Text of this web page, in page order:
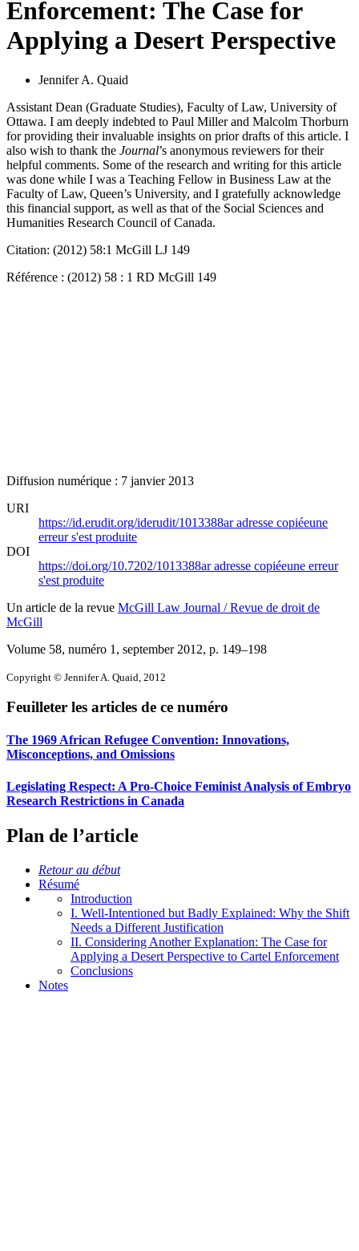
Enforcement: The Case for
Applying a Desert Perspective
Jennifer A. Quaid
Assistant Dean (Graduate Studies), Faculty of Law, University of
Ottawa. I am deeply indebted to Paul Miller and Malcolm Thorburn
for providing their invaluable insights on prior drafts of this article. I
also wish to thank the Journal’s anonymous reviewers for their
helpful comments. Some of the research and writing for this article
was done while I was a Teaching Fellow in Business Law at the
Faculty of Law, Queen’s University, and I gratefully acknowledge
this financial support, as well as that of the Social Sciences and
Humanities Research Council of Canada.
Citation: (2012) 58:1 McGill LJ 149
Référence : (2012) 58 : 1 RD McGill 149
Diffusion numérique : 7 janvier 2013
URI
https://id.erudit.org/iderudit/1013388aradresse copiéeune
erreur s'est produite
DOI
https://doi.org/10.7202/1013388aradresse copiéeune erreur
s'est produite
Un article de la revue McGill Law Journal / Revue de droit de
McGill
Volume 58, numéro 1, september 2012, p. 149–198
Copyright © Jennifer A. Quaid, 2012
Feuilleter les articles de ce numéro
The 1969 African Refugee Convention: Innovations,
Misconceptions, and Omissions
Legislating Respect: A Pro-Choice Feminist Analysis of Embryo
Research Restrictions in Canada
Plan de l’article
Retour au début
Résumé
Introduction
I. Well-Intentioned but Badly Explained: Why the Shift
Needs a Different Justification
II. Considering Another Explanation: The Case for
Applying a Desert Perspective to Cartel Enforcement
Conclusions
Notes